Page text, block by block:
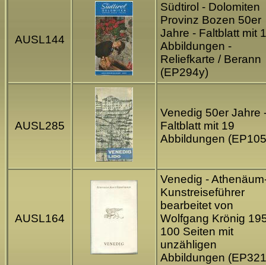
AUSL144
Südtirol - Dolomiten
Provinz Bozen 50er
Jahre - Faltblatt mit
Abbildungen -
Reliefkarte / Berann
(EP294y)
AUSL285
Venedig 50er Jahre
Faltblatt mit 19
Abbildungen
AUSL164
Venedig -
Kunstreiseführer
bearbeitet von
Wolfgang Krönig
100 Seiten mit
unzähligen
Abbildungen